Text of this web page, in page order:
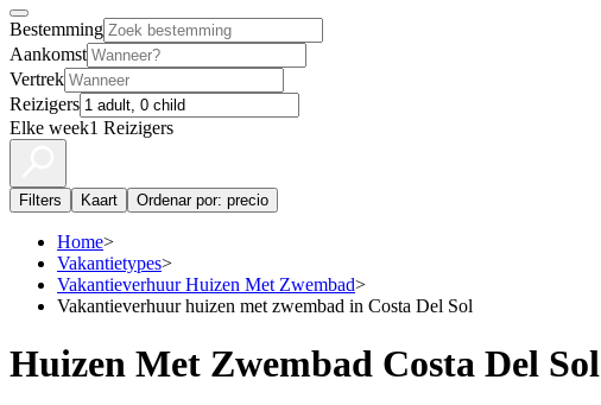
Bestemming
Aankomst
Vertrek
Reizigers
Elke week1 Reizigers
Filters Kaart Ordenar por: precio
Home>
Vakantietypes>
Vakantieverhuur Huizen Met Zwembad>
Vakantieverhuur huizen met zwembad in Costa Del Sol
Huizen Met Zwembad Costa Del Sol